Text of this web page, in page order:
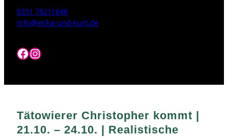
0351 79211646
info@erika-und-kurt.de
Facebook
Instagram
Tätowierer Christopher kommt |
21.10. – 24.10. | Realistische